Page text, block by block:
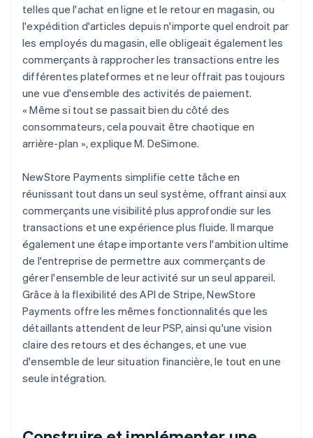
telles que l'achat en ligne et le retour en magasin, ou
l'expédition d'articles depuis n'importe quel endroit par
les employés du magasin, elle obligeait également les
commerçants à rapprocher les transactions entre les
différentes plateformes et ne leur offrait pas toujours
une vue d'ensemble des activités de paiement.
« Même si tout se passait bien du côté des
consommateurs, cela pouvait être chaotique en
arrière-plan », explique M. DeSimone.
NewStore Payments simplifie cette tâche en
réunissant tout dans un seul système, offrant ainsi aux
commerçants une visibilité plus approfondie sur les
transactions et une expérience plus fluide. Il marque
également une étape importante vers l'ambition ultime
de l'entreprise de permettre aux commerçants de
gérer l'ensemble de leur activité sur un seul appareil.
Grâce à la flexibilité des API de Stripe, NewStore
Payments offre les mêmes fonctionnalités que les
détaillants attendent de leur PSP, ainsi qu'une vision
claire des retours et des échanges, et une vue
d'ensemble de leur situation financière, le tout en une
seule intégration.